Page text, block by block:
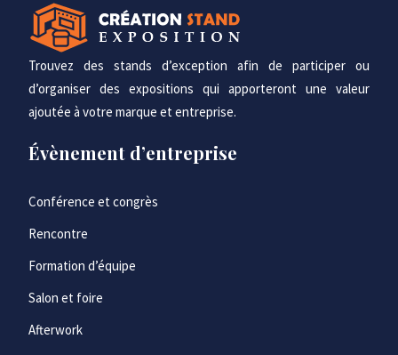
Trouvez des stands d’exception afin de participer ou
d’organiser des expositions qui apporteront une valeur
ajoutée à votre marque et entreprise.
Évènement d’entreprise
Conférence et congrès
Rencontre
Formation d’équipe
Salon et foire
Afterwork